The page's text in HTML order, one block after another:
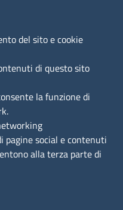
del sito e cookie
di questo sito
la funzione di
pagine social e contenuti
alla terza parte di